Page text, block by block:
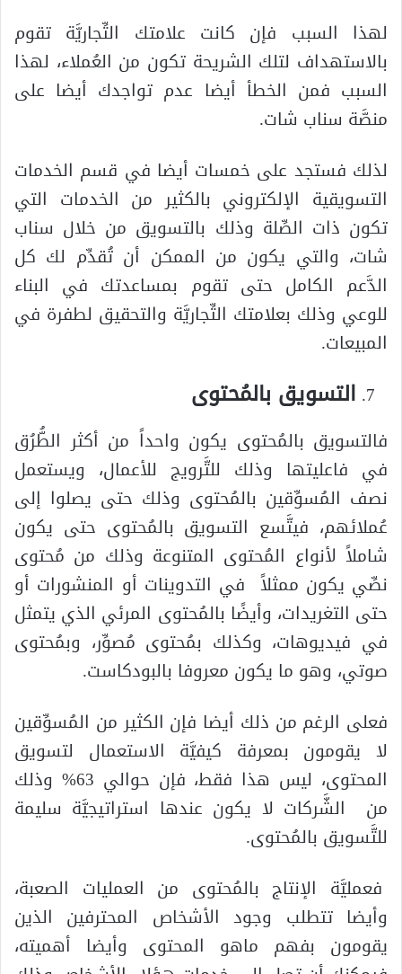
لهذا السبب فإن كانت علامتك التِّجاريَّة تقوم
بالاستهداف لتلك الشريحة تكون من العُملاء، لهذا
السبب فمن الخطأ أيضا عدم تواجدك أيضا على
منصَّة سناب شات.
لذلك فستجد على خمسات أيضا في قسم الخدمات
التسويقية الإلكتروني بالكثير من الخدمات التي
تكون ذات الصِّلة وذلك بالتسويق من خلال سناب
شات، والتي يكون من الممكن أن تُقدِّم لك كل
الدَّعم الكامل حتى تقوم بمساعدتك في البناء
للوعي وذلك بعلامتك التِّجاريَّة والتحقيق لطفرة في
المبيعات.
التسويق بالمُحتوى
فالتسويق بالمُحتوى يكون واحداً من أكثر الطُّرُق
في فاعليتها وذلك للتَّرويج للأعمال، ويستعمل
نصف المُسوِّقين بالمُحتوى وذلك حتى يصلوا إلى
عُملائهم، فيتَّسع التسويق بالمُحتوى حتى يكون
شاملاً لأنواع المُحتوى المتنوعة وذلك من مُحتوى
نصِّي يكون ممثلاً في التدوينات أو المنشورات أو
حتى التغريدات، وأيضًا بالمُحتوى المرئي الذي يتمثل
في فيديوهات، وكذلك بمُحتوى مُصوِّر، وبمُحتوى
صوتي، وهو ما يكون معروفا بالبودكاست.
فعلى الرغم من ذلك أيضا فإن الكثير من المُسوِّقين
لا يقومون بمعرفة كيفيَّة الاستعمال لتسويق
المحتوى، ليس هذا فقط، فإن حوالي 63% وذلك
من الشَّركات لا يكون عندها استراتيجيَّة سليمة
للتَّسويق بالمُحتوى.
فعمليَّة الإنتاج بالمُحتوى من العمليات الصعبة،
وأيضا تتطلب وجود الأشخاص المحترفين الذين
يقومون بفهم ماهو المحتوى وأيضا أهميته،